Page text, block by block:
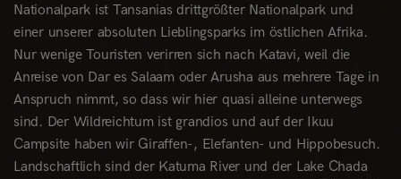
Nationalpark ist Tansanias drittgrößter Nationalpark und
einer unserer absoluten Lieblingsparks im östlichen Afrika.
Nur wenige Touristen verirren sich nach Katavi, weil die
Anreise von Dar es Salaam oder Arusha aus mehrere Tage in
Anspruch nimmt, so dass wir hier quasi alleine unterwegs
sind. Der Wildreichtum ist grandios und auf der Ikuu
Campsite haben wir Giraffen-, Elefanten- und Hippobesuch.
Landschaftlich sind der Katuma River und der Lake Chada